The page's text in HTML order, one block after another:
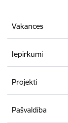
Vakances
Iepirkumi
Projekti
Pašvaldība